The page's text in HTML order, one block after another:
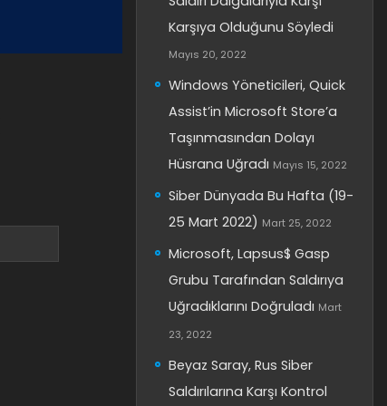
Karşıya Olduğunu Söyledi
Mayıs 20, 2022
Windows Yöneticileri, Quick
Assist’in Microsoft Store’a
Taşınmasından Dolayı
Hüsrana Uğradı Mayıs 15, 2022
Siber Dünyada Bu Hafta (19-
25 Mart 2022) Mart 25, 2022
Microsoft, Lapsus$ Gasp
Grubu Tarafından Saldırıya
Uğradıklarını Doğruladı Mart
23, 2022
Beyaz Saray, Rus Siber
Saldırılarına Karşı Kontrol